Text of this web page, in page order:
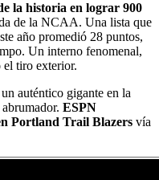
la historia en lograr 900
de la NCAA. Una lista que
año promedió 28 puntos,
Un interno fenomenal,
el tiro exterior.
auténtico gigante en la
ESPN
Portland Trail Blazers vía